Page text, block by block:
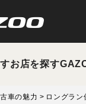
お店を探す
車の魅力 ロングラン